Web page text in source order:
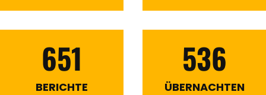
651
BERICHTE
536
ÜBERNACHTEN